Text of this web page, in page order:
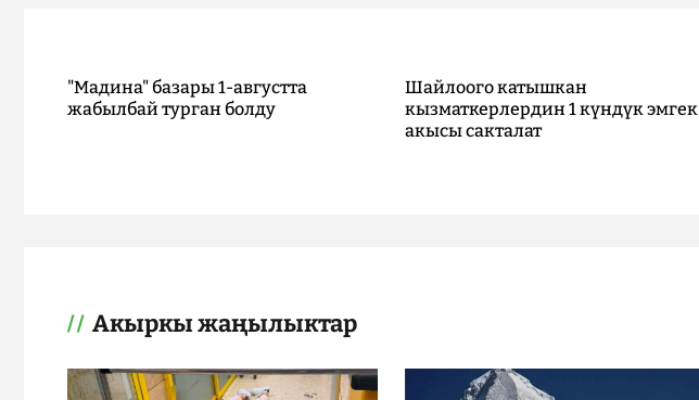
"Мадина" базары 1-августта
жабылбай турган болду
Шайлоого катышкан
кызматкерлердин 1 күндүк эмгек
акысы сакталат
Акыркы жаңылыктар